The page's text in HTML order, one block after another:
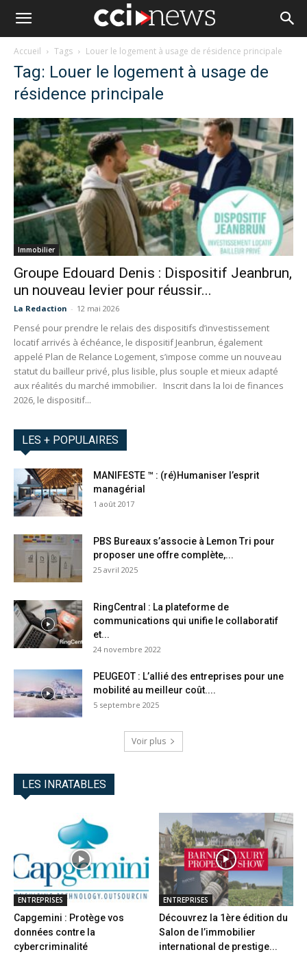
Accueil Tags Louer le logement à usage de résidence principale
Tag: Louer le logement à usage de
résidence principale
Immobilier
Groupe Edouard Denis : Dispositif Jeanbrun,
un nouveau levier pour réussir...
La Redaction - 12 mai 2026
Pensé pour prendre le relais des dispositifs d’investissement
locatif arrivés à échéance, le dispositif Jeanbrun, également
appelé Plan de Relance Logement, s’impose comme un nouveau
statut du bailleur privé, plus lisible, plus souple et mieux adapté
aux réalités du marché immobilier. Inscrit dans la loi de finances
2026, le dispositif...
LES + POPULAIRES
MANIFESTE ™ : (ré)Humaniser l’esprit
managérial
1 août 2017
PBS Bureaux s’associe à Lemon Tri pour
proposer une offre complète,...
25 avril 2025
RingCentral : La plateforme de
communications qui unifie le collaboratif
et...
24 novembre 2022
PEUGEOT : L’allié des entreprises pour une
mobilité au meilleur coût....
5 septembre 2025
Voir plus
LES INRATABLES
ENTREPRISES
Capgemini : Protège vos
données contre la
cybercriminalité
ENTREPRISES
Découvrez la 1ère édition du
Salon de l’immobilier
international de prestige...